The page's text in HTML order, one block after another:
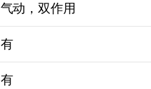
气动，双作用
有
有